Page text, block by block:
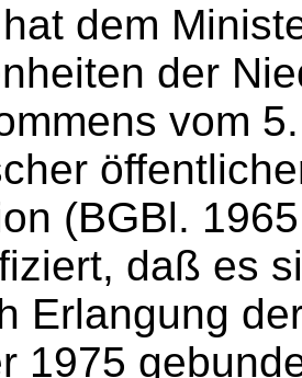
hat dem
der
vom
(BGBl.
daß es
Erlangung
1975